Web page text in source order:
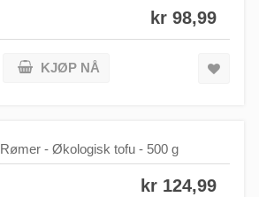
kr 98,99
KJØP NÅ
Rømer - Økologisk tofu - 500 g
kr 124,99